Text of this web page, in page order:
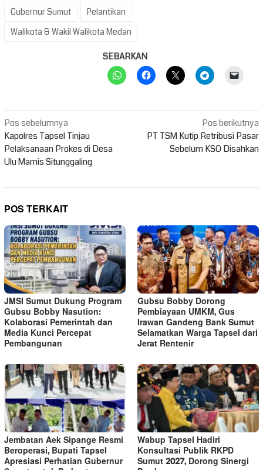
Gubernur Sumut
Pelantikan
Walikota & Wakil Walikota Medan
SEBARKAN
Navigasi
pos
Pos sebelumnya
Kapolres Tapsel Tinjau
Pelaksanaan Prokes di Desa
Ulu Mamis Situnggaling
Pos berikutnya
PT TSM Kutip Retribusi Pasar
Sebelum KSO Disahkan
POS TERKAIT
JMSI Sumut Dukung Program
Gubsu Bobby Nasution:
Kolaborasi Pemerintah dan
Media Kunci Percepat
Pembangunan
Gubsu Bobby Dorong
Pembiayaan UMKM, Gus
Irawan Gandeng Bank Sumut
Selamatkan Warga Tapsel dari
Jerat Rentenir
Jembatan Aek Sipange Resmi
Beroperasi, Bupati Tapsel
Apresiasi Perhatian Gubernur
Wabup Tapsel Hadiri
Konsultasi Publik RKPD
Sumut 2027, Dorong Sinergi